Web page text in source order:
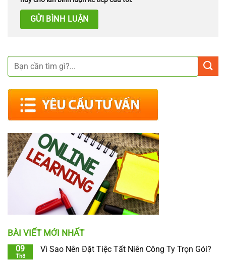
BÀI VIẾT MỚI NHẤT
09
Th8
Vì Sao Nên Đặt Tiệc Tất Niên Công Ty Trọn Gói?